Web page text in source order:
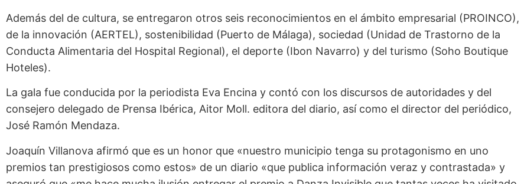
Además del de cultura, se entregaron otros seis reconocimientos en el ámbito empresarial (PROINCO),
de la innovación (AERTEL), sostenibilidad (Puerto de Málaga), sociedad (Unidad de Trastorno de la
Conducta Alimentaria del Hospital Regional), el deporte (Ibon Navarro) y del turismo (Soho Boutique
Hoteles).
La gala fue conducida por la periodista Eva Encina y contó con los discursos de autoridades y del
consejero delegado de Prensa Ibérica, Aitor Moll. editora del diario, así como el director del periódico,
José Ramón Mendaza.
Joaquín Villanova afirmó que es un honor que «nuestro municipio tenga su protagonismo en uno
premios tan prestigiosos como estos» de un diario «que publica información veraz y contrastada» y